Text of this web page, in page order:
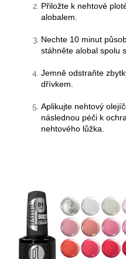
Přiložte k nehtové
alobalem.
Nechte 10 minut
stáhněte alobal spolu
Jemně odstraňte
dřívkem.
Aplikujte nehtový
následnou péči k
nehtového lůžka.